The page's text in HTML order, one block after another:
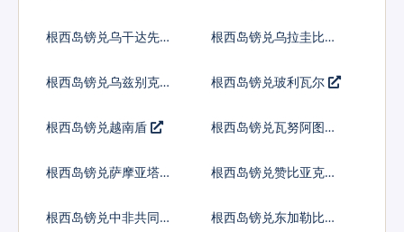
根西岛镑兑乌干达先令 根西岛镑兑乌拉圭比索
根西岛镑兑乌兹别克斯
根西岛镑兑玻利瓦尔
根西岛镑兑越南盾
根西岛镑兑瓦努阿图瓦
根西岛镑兑萨摩亚塔拉
根西岛镑兑赞比亚克瓦
根西岛镑兑中非共同体 根西岛镑兑东加勒比元